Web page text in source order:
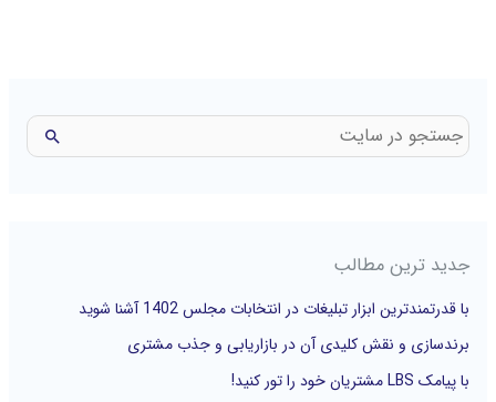
ج
و
ب
ر
ا
جدید ترین مطالب
با قدرتمندترین ابزار تبلیغات در انتخابات مجلس 1402 آشنا شوید
برندسازی و نقش کلیدی آن در بازاریابی و جذب مشتری
با پیامک LBS مشتریان خود را تور کنید!